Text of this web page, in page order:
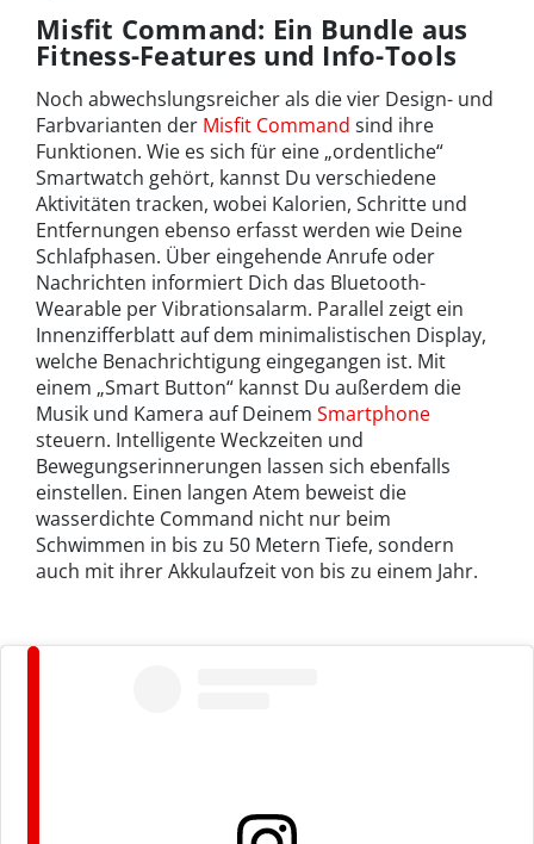
Misfit Command: Ein Bundle aus
Fitness-Features und Info-Tools
Noch abwechslungsreicher als die vier Design- und
Farbvarianten der Misfit Command sind ihre
Funktionen. Wie es sich für eine „ordentliche“
Smartwatch gehört, kannst Du verschiedene
Aktivitäten tracken, wobei Kalorien, Schritte und
Entfernungen ebenso erfasst werden wie Deine
Schlafphasen. Über eingehende Anrufe oder
Nachrichten informiert Dich das Bluetooth-
Wearable per Vibrationsalarm. Parallel zeigt ein
Innenzifferblatt auf dem minimalistischen Display,
welche Benachrichtigung eingegangen ist. Mit
einem „Smart Button“ kannst Du außerdem die
Musik und Kamera auf Deinem Smartphone
steuern. Intelligente Weckzeiten und
Bewegungserinnerungen lassen sich ebenfalls
einstellen. Einen langen Atem beweist die
wasserdichte Command nicht nur beim
Schwimmen in bis zu 50 Metern Tiefe, sondern
auch mit ihrer Akkulaufzeit von bis zu einem Jahr.